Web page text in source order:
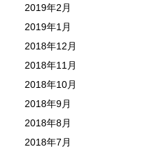
2019年2月
2019年1月
2018年12月
2018年11月
2018年10月
2018年9月
2018年8月
2018年7月